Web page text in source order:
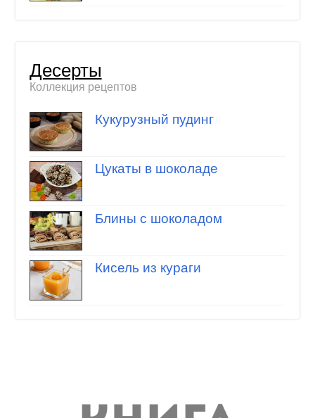
Десерты
Коллекция рецептов
Кукурузный пудинг
Цукаты в шоколаде
Блины с шоколадом
Кисель из кураги